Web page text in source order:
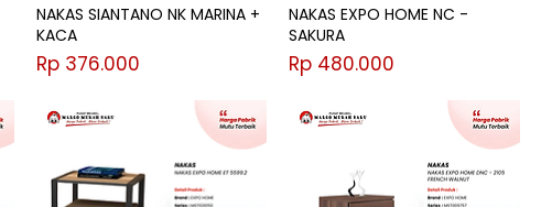
NAKAS SIANTANO NK MARINA +
KACA
Harga
Rp 376.000
NAKAS EXPO HOME NC -
SAKURA
Harga
Rp 480.000